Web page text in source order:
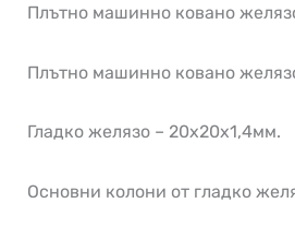
Плътно машинно ковано
Плътно машинно ковано
Гладко желязо – 20х20х1,4мм.
Основни колони от гладко